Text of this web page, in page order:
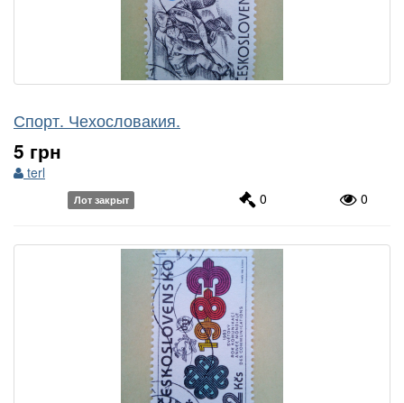
Спорт. Чехословакия.
5 грн
terl
Лот закрыт 0 0